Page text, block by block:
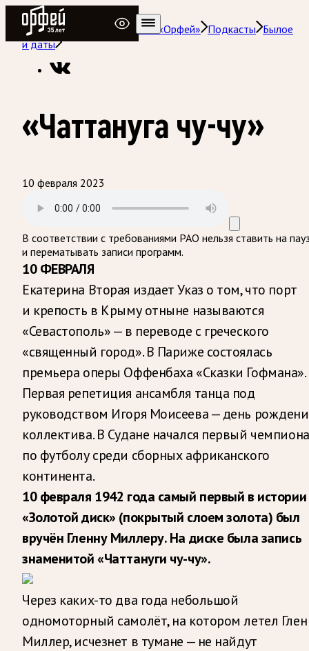
Радио Орфей
Радио классической музыки «Орфей» Подкасты Былое
и даты
«Чаттануга чу-чу»
10 февраля 2023
В соответствии с требованиями РАО нельзя ставить на
и перематывать записи программ.
10 ФЕВРАЛЯ
Екатерина Вторая издает Указ о том, что порт
и крепость в Крыму отныне называются
«Севастополь» — в переводе с греческого
«священный город». В Париже состоялась
премьера оперы Оффенбаха «Сказки Гофмана».
Первая репетиция ансамбля танца под
руководством Игоря Моисеева — день
коллектива. В Судане начался первый
по футболу среди сборных африканского
континента.
10 февраля 1942 года самый первый в истории
«Золотой диск» (покрытый слоем золота) был
вручён Гленну Миллеру. На диске была запись
знаменитой «Чаттануги чу-чу».
Через каких-то два года небольшой
одномоторный самолёт, на котором летел Глен
Миллер, исчезнет в тумане — не найдут